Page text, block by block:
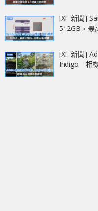
[XF 新聞]
512GB‧最
[XF 新聞]
Indigo 相